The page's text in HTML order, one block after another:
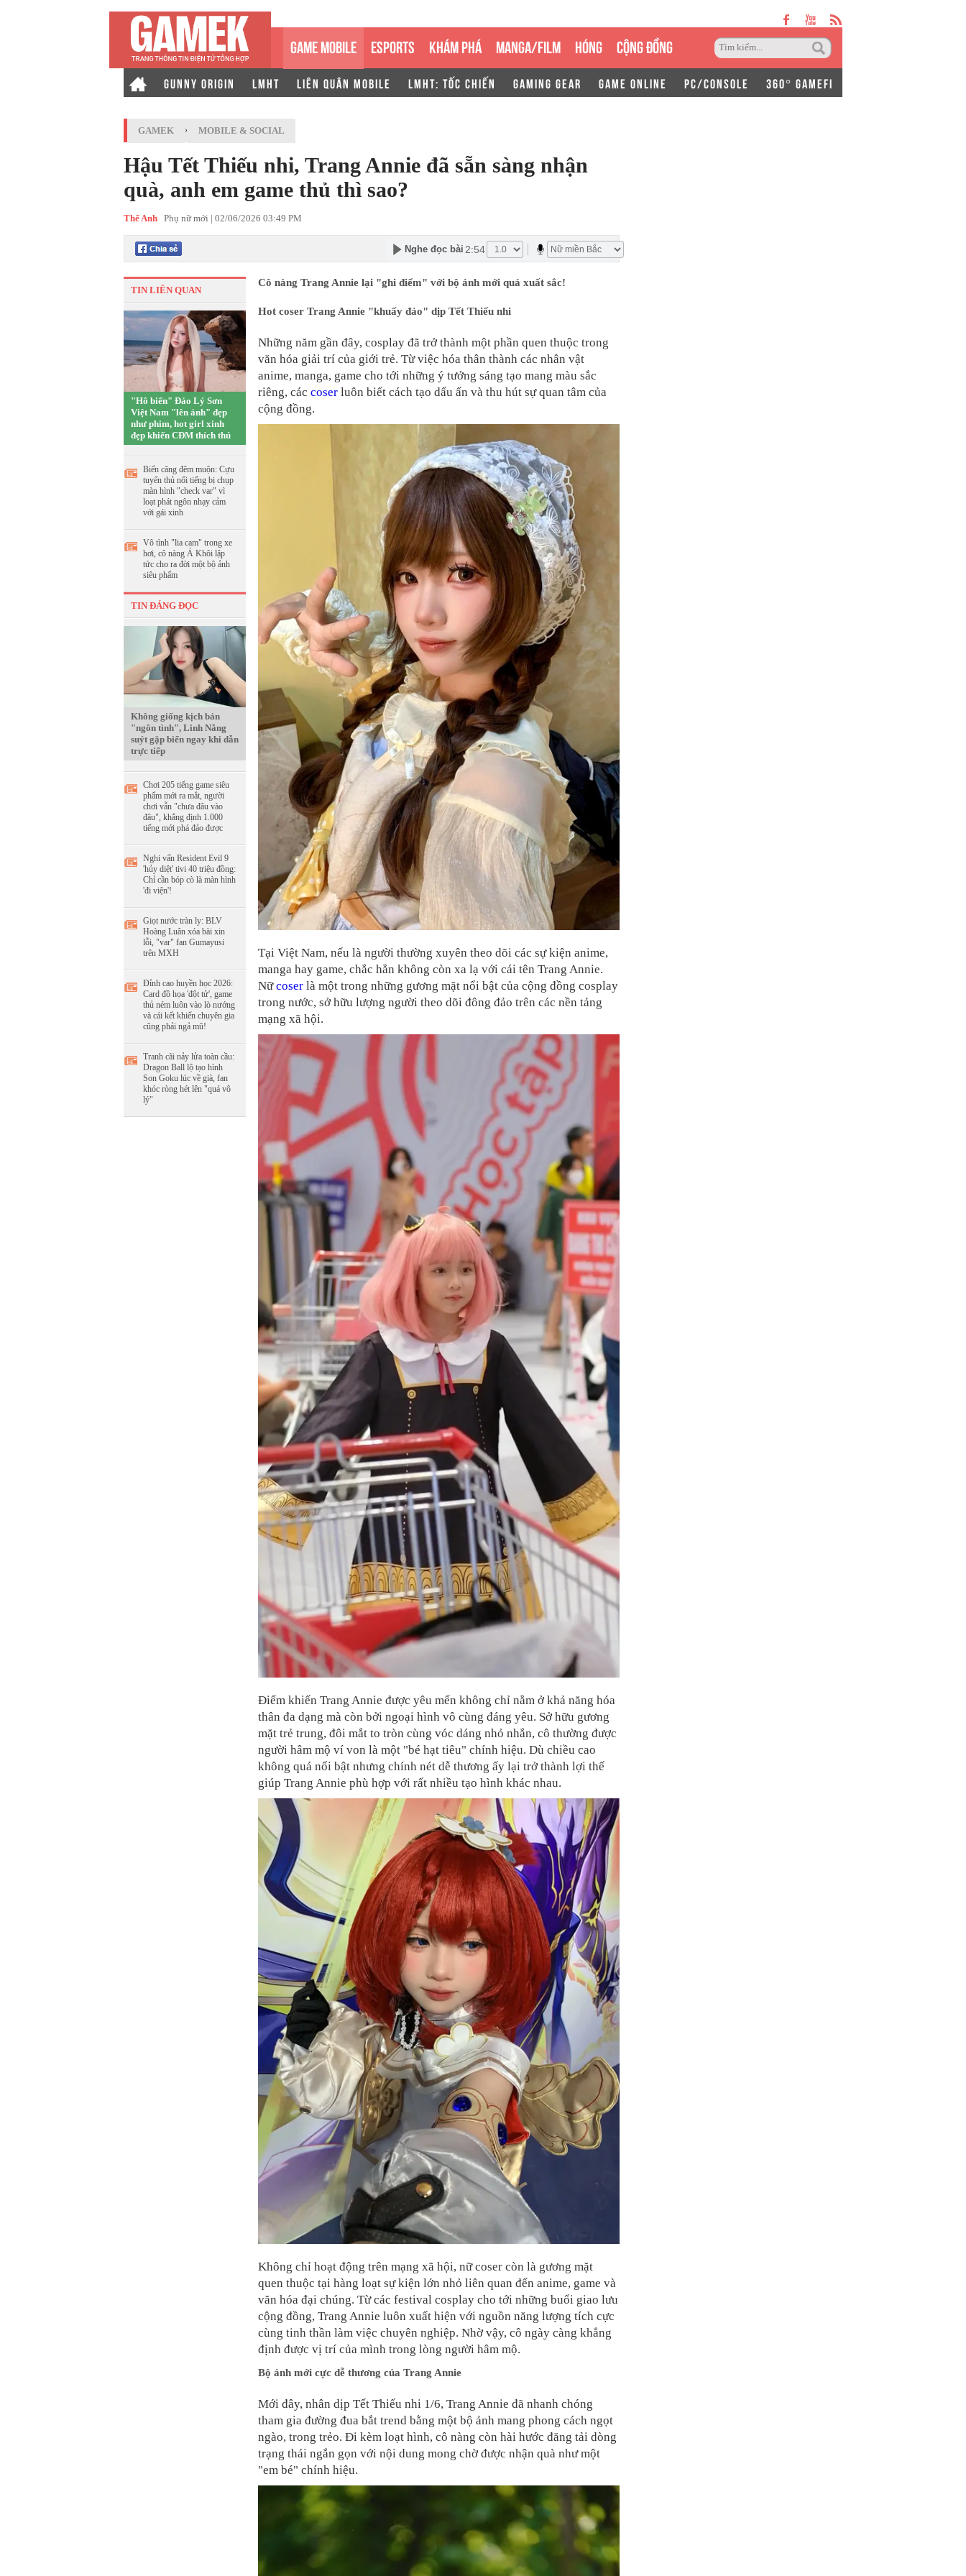
GAME MOBILE ESPORTS KHÁM PHÁ MANGA/FILM HÓNG CỘNG ĐỒNG
GUNNY ORIGIN LMHT LIÊN QUÂN MOBILE LMHT: TỐC CHIẾN GAMING GEAR GAME ONLINE PC/CONSOLE 360° GAMEFI
GAMEK › MOBILE & SOCIAL
Hậu Tết Thiếu nhi, Trang Annie đã sẵn sàng nhận
quà, anh em game thủ thì sao?
Thế Anh Phụ nữ mới | 02/06/2026 03:49 PM
Nghe đọc bài 2:54
TIN LIÊN QUAN
"Hô biến" Đảo Lý Sơn
Việt Nam "lên ảnh" đẹp
như phim, hot girl xinh
đẹp khiến CĐM thích thú
Biến căng đêm muộn: Cựu
tuyển thủ nổi tiếng bị chụp
màn hình "check var" vì
loạt phát ngôn nhạy cảm
với gái xinh
Vô tình "lia cam" trong xe
hơi, cô nàng Á Khôi lập
tức cho ra đời một bộ ảnh
siêu phẩm
TIN ĐÁNG ĐỌC
Không giống kịch bản
"ngôn tình", Linh Nắng
suýt gặp biến ngay khi dẫn
trực tiếp
Chơi 205 tiếng game siêu
phẩm mới ra mắt, người
chơi vẫn "chưa đâu vào
đâu", khẳng định 1.000
tiếng mới phá đảo được
Nghi vấn Resident Evil 9
'hủy diệt' tivi 40 triệu đồng:
Chỉ cần bóp cò là màn hình
'đi viện'!
Giọt nước tràn ly: BLV
Hoàng Luân xóa bài xin
lỗi, "var" fan Gumayusi
trên MXH
Đỉnh cao huyền học 2026:
Card đồ họa 'đột tử', game
thủ ném luôn vào lò nướng
và cái kết khiến chuyên gia
cũng phải ngả mũ!
Tranh cãi nảy lửa toàn cầu:
Dragon Ball lộ tạo hình
Son Goku lúc về già, fan
khóc ròng hét lên "quá vô
lý"
Cô nàng Trang Annie lại "ghi điểm" với bộ ảnh mới quá xuất sắc!
Hot coser Trang Annie "khuấy đảo" dịp Tết Thiếu nhi
Những năm gần đây, cosplay đã trở thành một phần quen thuộc trong
văn hóa giải trí của giới trẻ. Từ việc hóa thân thành các nhân vật
anime, manga, game cho tới những ý tưởng sáng tạo mang màu sắc
riêng, các coser luôn biết cách tạo dấu ấn và thu hút sự quan tâm của
cộng đồng.
Tại Việt Nam, nếu là người thường xuyên theo dõi các sự kiện anime,
manga hay game, chắc hẳn không còn xa lạ với cái tên Trang Annie.
Nữcoser là một trong những gương mặt nổi bật của cộng đồng cosplay
trong nước, sở hữu lượng người theo dõi đông đảo trên các nền tảng
mạng xã hội.
Điểm khiến Trang Annie được yêu mến không chỉ nằm ở khả năng hóa
thân đa dạng mà còn bởi ngoại hình vô cùng đáng yêu. Sở hữu gương
mặt trẻ trung, đôi mắt to tròn cùng vóc dáng nhỏ nhắn, cô thường được
người hâm mộ ví von là một "bé hạt tiêu" chính hiệu. Dù chiều cao
không quá nổi bật nhưng chính nét dễ thương ấy lại trở thành lợi thế
giúp Trang Annie phù hợp với rất nhiều tạo hình khác nhau.
Không chỉ hoạt động trên mạng xã hội, nữ coser còn là gương mặt
quen thuộc tại hàng loạt sự kiện lớn nhỏ liên quan đến anime, game và
văn hóa đại chúng. Từ các festival cosplay cho tới những buổi giao lưu
cộng đồng, Trang Annie luôn xuất hiện với nguồn năng lượng tích cực
cùng tinh thần làm việc chuyên nghiệp. Nhờ vậy, cô ngày càng khẳng
định được vị trí của mình trong lòng người hâm mộ.
Bộ ảnh mới cực dễ thương của Trang Annie
Mới đây, nhân dịp Tết Thiếu nhi 1/6, Trang Annie đã nhanh chóng
tham gia đường đua bắt trend bằng một bộ ảnh mang phong cách ngọt
ngào, trong trẻo. Đi kèm loạt hình, cô nàng còn hài hước đăng tải dòng
trạng thái ngắn gọn với nội dung mong chờ được nhận quà như một
"em bé" chính hiệu.